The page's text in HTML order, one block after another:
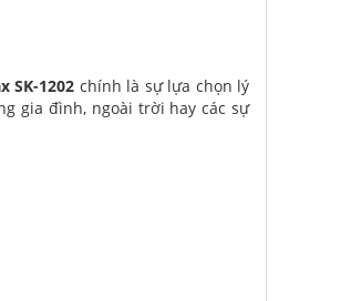
SK-1202 chính là sự lựa chọn lý
gia đình, ngoài trời hay các sự